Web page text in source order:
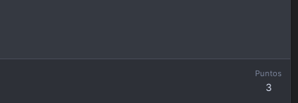
Puntos
3